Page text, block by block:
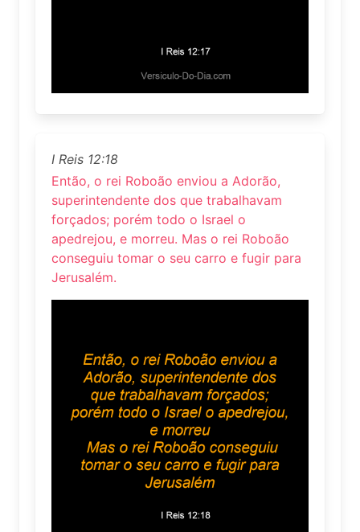
I Reis 12:18
Então, o rei Roboão enviou a Adorão,
superintendente dos que trabalhavam
forçados; porém todo o Israel o
apedrejou, e morreu. Mas o rei Roboão
conseguiu tomar o seu carro e fugir para
Jerusalém.